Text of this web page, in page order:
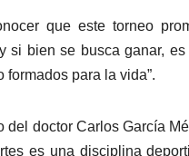
que este torneo
si bien se busca ganar,
formados para la vida”.
del doctor Carlos García
es una disciplina